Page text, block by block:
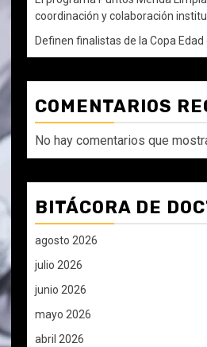
coordinación y colaboración
Definen finalistas de la Copa Edad
COMENTARIOS
No hay comentarios que
BITÁCORA DE
agosto 2026
julio 2026
junio 2026
mayo 2026
abril 2026